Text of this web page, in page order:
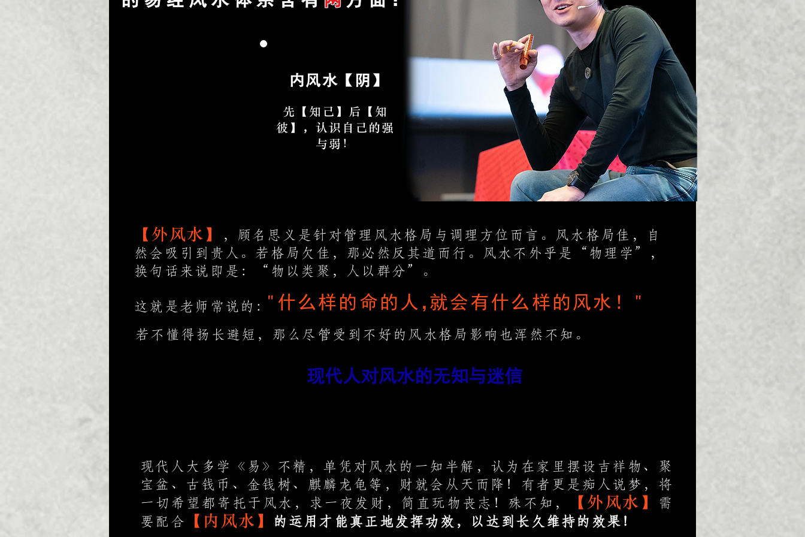
先【知己】后【知
彼】，认识自己的强
与弱！
内风水【阴】
【外风水】
，顾名思义是针对管理风水格局与调理方位而言。风水格局佳，自
然会吸引到贵人。若格局欠佳，那必然反其道而行。风水不外乎是“物理学”，
换句话来说即是：“物以类聚，人以群分”。
这就是老师常说的："什么样的命的人，就会有什么样的风水！"
若不懂得扬长避短，那么尽管受到不好的风水格局影响也浑然不知。
现代人对风水的无知与迷信
现代人大多学《易》不精，单凭对风水的一知半解，认为在家里摆设吉祥物、聚
宝盆、古钱币、金钱树、麒麟龙龟等，财就会从天而降！有者更是痴人说梦，将
一切希望都寄托于风水，求一夜发财，简直玩物丧志！殊不知，
【外风水】
需
要配合 【内风水】 的运用才能真正地发挥功效，以达到长久维持的效果！